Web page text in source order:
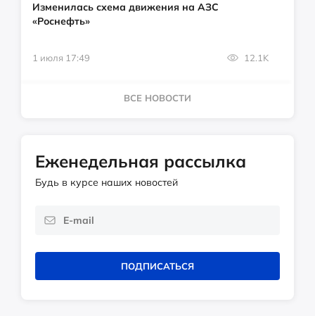
Изменилась схема движения на АЗС
«Роснефть»
1 июля 17:49 12.1K
ВСЕ НОВОСТИ
Еженедельная рассылка
Будь в курсе наших новостей
ПОДПИСАТЬСЯ